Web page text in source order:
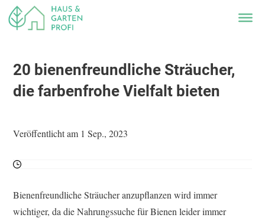
20 bienenfreundliche Sträucher,
die farbenfrohe Vielfalt bieten
Veröffentlicht am 1 Sep., 2023
Bienenfreundliche Sträucher anzupflanzen wird immer
wichtiger, da die Nahrungssuche für Bienen leider immer